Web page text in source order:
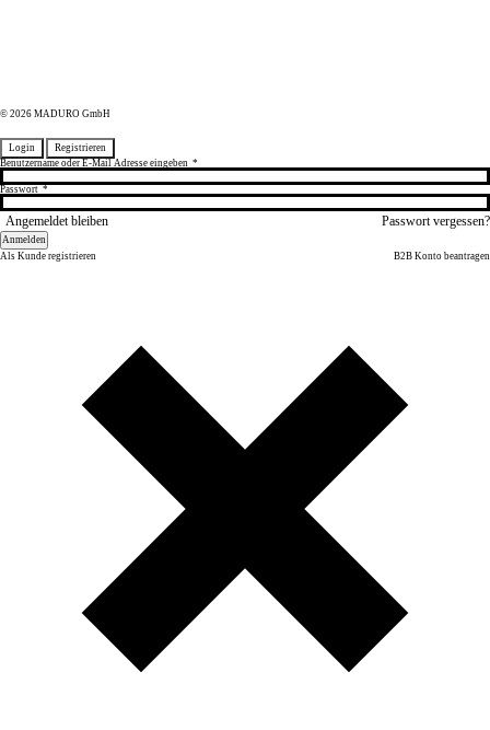
© 2026 MADURO GmbH
Login
Registrieren
Benutzername oder E-Mail Adresse eingeben *
Passwort *
Angemeldet bleiben Passwort vergessen?
Anmelden
Als Kunde registrieren
B2B Konto beantragen